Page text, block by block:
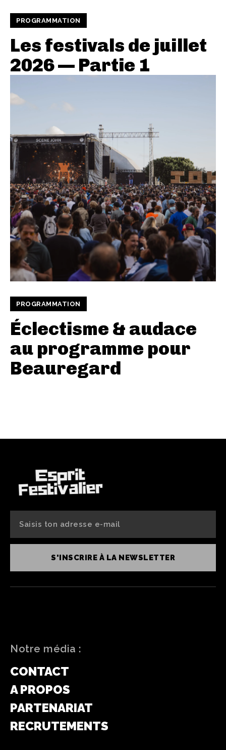
PROGRAMMATION
Les festivals de juillet
2026 — Partie 1
PROGRAMMATION
Éclectisme & audace
au programme pour
Beauregard
S'INSCRIRE À LA NEWSLETTER
Notre média :
CONTACT
A PROPOS
PARTENARIAT
RECRUTEMENTS